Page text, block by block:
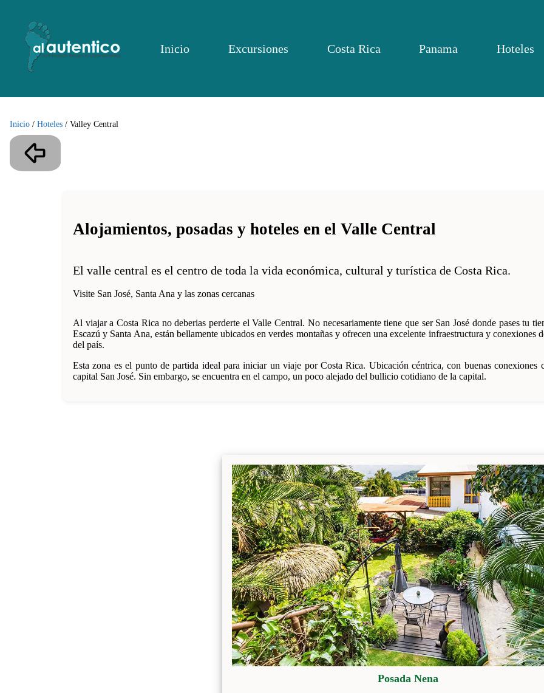
Inicio Excursiones Costa Rica Panama Hoteles
Inicio / Hoteles / Valley Central
Alojamientos, posadas y hoteles en el Valle Central
El valle central es el centro de toda la vida económica, cultural y turística de Costa Rica.
Visite San José, Santa Ana y las zonas cercanas
Al viajar a Costa Rica no deberias perderte el Valle Central. No necesariamente tiene que ser San José donde pases tu
Escazú y Santa Ana, están bellamente ubicados en verdes montañas y ofrecen una excelente infraestructura y conexiones
del país.
Esta zona es el punto de partida ideal para iniciar un viaje por Costa Rica. Ubicación céntrica, con buenas conexiones
capital San José. Sin embargo, se encuentra en el campo, un poco alejado del bullicio cotidiano de la capital.
Posada Nena